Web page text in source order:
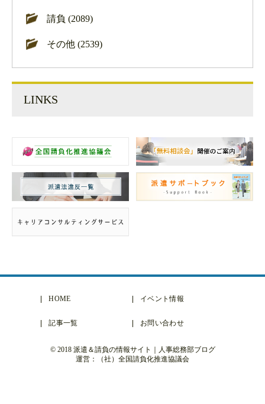
請負 (2089)
その他 (2539)
LINKS
HOME イベント情報
記事一覧 お問い合わせ
© 2018 派遣＆請負の情報サイト｜人事総務部ブログ
運営：（社）全国請負化推進協議会